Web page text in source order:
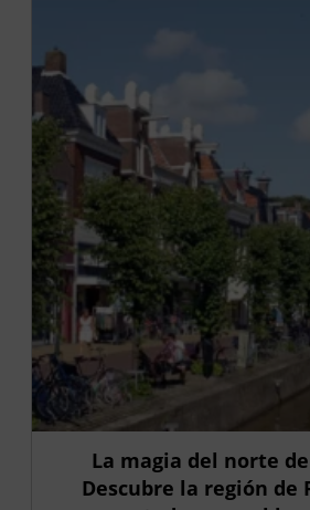
La magia del norte
Descubre la región de